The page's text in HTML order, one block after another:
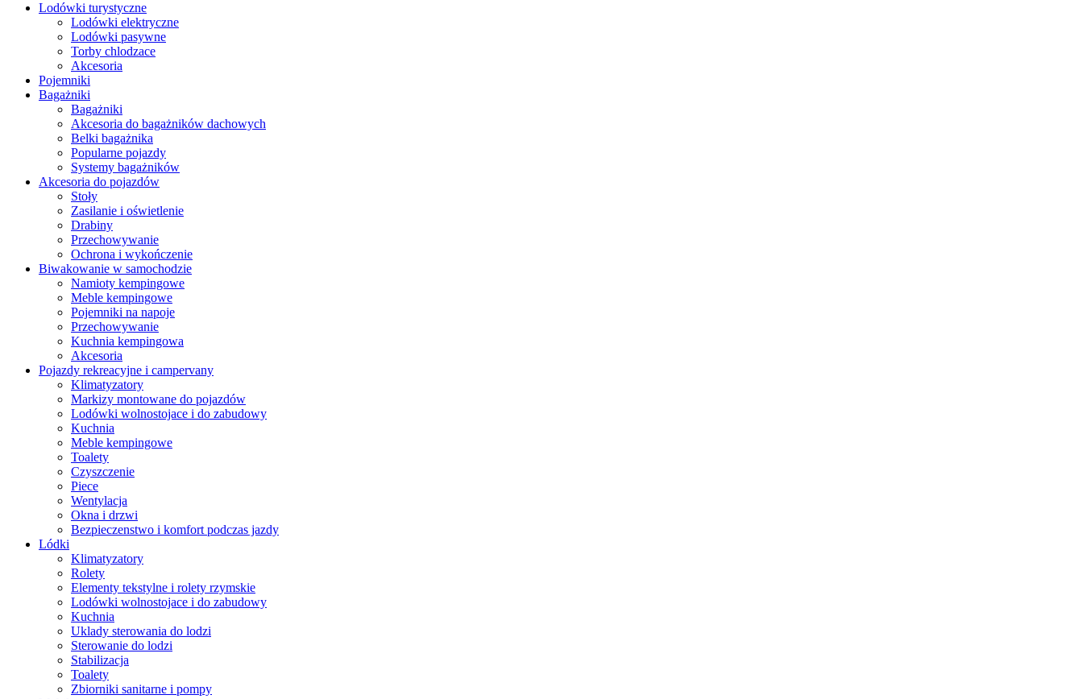
Lodówki turystyczne
Lodówki elektryczne
Lodówki pasywne
Torby chlodzace
Akcesoria
Pojemniki
Bagażniki
Bagażniki
Akcesoria do bagażników dachowych
Belki bagażnika
Popularne pojazdy
Systemy bagażników
Akcesoria do pojazdów
Stoły
Zasilanie i oświetlenie
Drabiny
Przechowywanie
Ochrona i wykończenie
Biwakowanie w samochodzie
Namioty kempingowe
Meble kempingowe
Pojemniki na napoje
Przechowywanie
Kuchnia kempingowa
Akcesoria
Pojazdy rekreacyjne i campervany
Klimatyzatory
Markizy montowane do pojazdów
Lodówki wolnostojace i do zabudowy
Kuchnia
Meble kempingowe
Toalety
Czyszczenie
Piece
Wentylacja
Okna i drzwi
Bezpieczenstwo i komfort podczas jazdy
Lódki
Klimatyzatory
Rolety
Elementy tekstylne i rolety rzymskie
Lodówki wolnostojace i do zabudowy
Kuchnia
Uklady sterowania do lodzi
Sterowanie do lodzi
Stabilizacja
Toalety
Zbiorniki sanitarne i pompy